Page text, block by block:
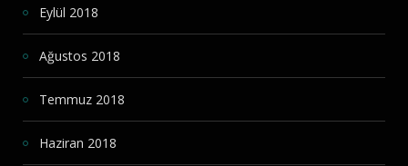
Eylül 2018
Ağustos 2018
Temmuz 2018
Haziran 2018